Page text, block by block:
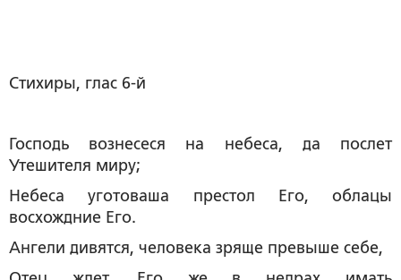
Стихиры, глас 6-й
Господь вознесеся на небеса, да послет
Утешителя миру;
Небеса уготоваша престол Его, облацы
восхождние Его.
Ангели дивятся, человека зряще превыше себе,